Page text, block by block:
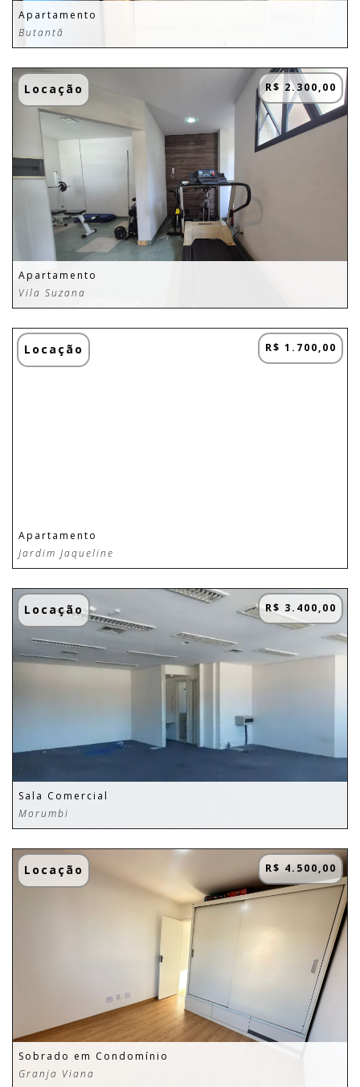
Apartamento
Butantã
Locação R$ 2.300,00
Apartamento
Vila Suzana
Locação R$ 1.700,00
Apartamento
Jardim Jaqueline
Locação R$ 3.400,00
Sala Comercial
Morumbi
Locação R$ 4.500,00
Sobrado em Condomínio
Granja Viana